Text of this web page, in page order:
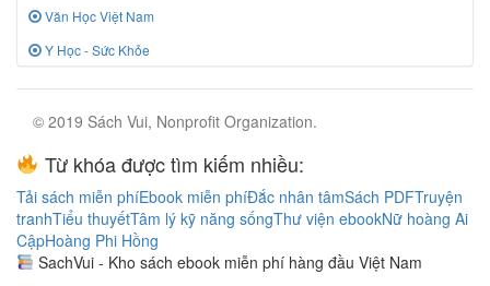
Văn Học Việt Nam
Y Học - Sức Khỏe
© 2019 Sách Vui, Nonprofit Organization.
Từ khóa được tìm kiếm nhiều:
Tải sách miễn phíEbook miễn phíĐắc nhân tâmSách PDFTruyện
tranhTiểu thuyếtTâm lý kỹ năng sốngThư viện ebookNữ hoàng Ai
CậpHoàng Phi Hồng
SachVui - Kho sách ebook miễn phí hàng đầu Việt Nam